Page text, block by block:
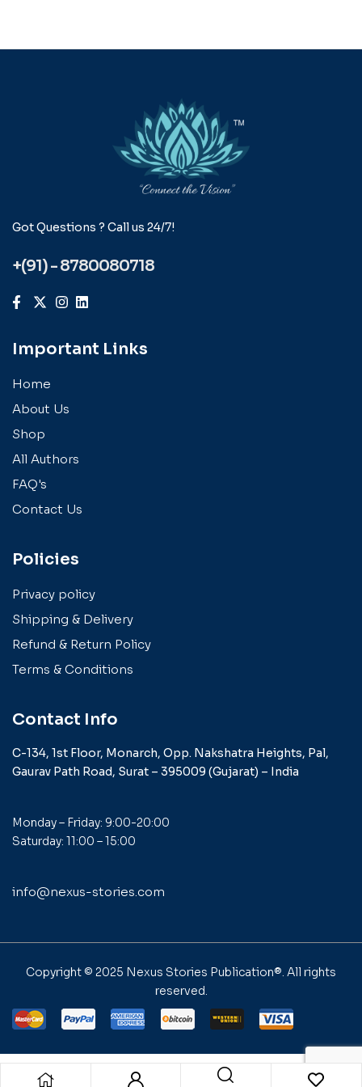
Got Questions ? Call us 24/7!
+(91) - 8780080718
Important Links
Home
About Us
Shop
All Authors
FAQ's
Contact Us
Policies
Privacy policy
Shipping & Delivery
Refund & Return Policy
Terms & Conditions
Contact Info
C-134, 1st Floor, Monarch, Opp. Nakshatra Heights, Pal,
Gaurav Path Road, Surat – 395009 (Gujarat) – India
Monday – Friday: 9:00-20:00
Saturday: 11:00 – 15:00
info@nexus-stories.com
Copyright © 2025 Nexus Stories Publication®. All rights
reserved.